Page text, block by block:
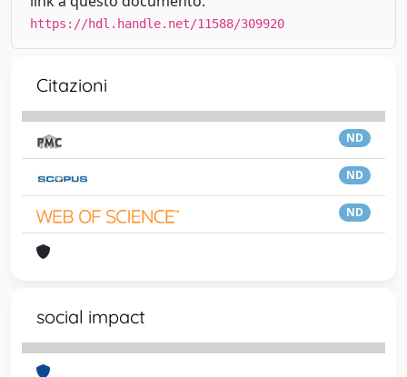
https://hdl.handle.net/11588/309920
Citazioni
ND
ND
ND
social impact